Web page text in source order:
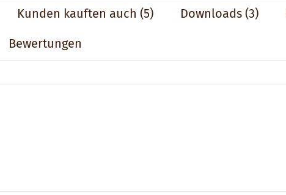
Kunden kauften auch (5) Downloads (3)
Bewertungen